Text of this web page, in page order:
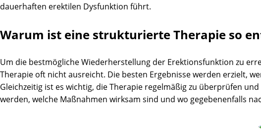
dauerhaften erektilen Dysfunktion führt.
Warum ist eine strukturierte Therapie so
Um die bestmögliche Wiederherstellung der Erektionsfunktion zu
Therapie oft nicht ausreicht. Die besten Ergebnisse werden erzielt,
Gleichzeitig ist es wichtig, die Therapie regelmäßig zu überprüfen
werden, welche Maßnahmen wirksam sind und wo gegebenenfalls